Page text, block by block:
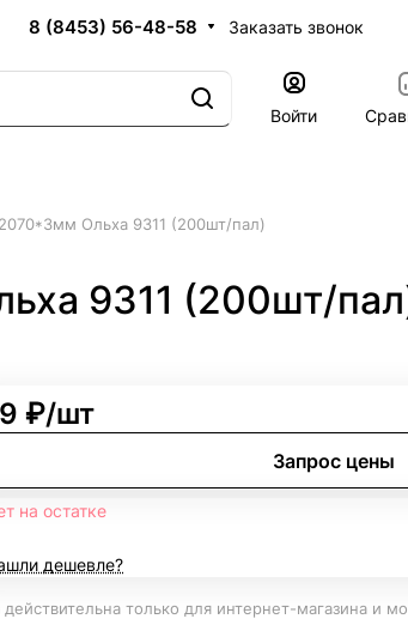
8 (8453) 56-48-58 Заказать звонок
Войти
Ольха 9311 (200шт/пал)
9311 (200шт/
₽/шт
Запрос цены
на остатке
дешевле?
только для интернет-магазина и